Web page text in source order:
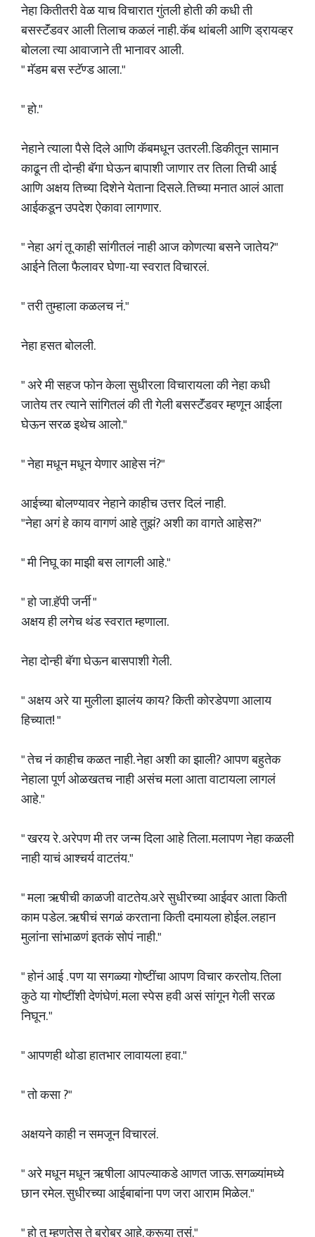
नेहा कितीतरी वेळ याच विचारात गुंतली होती की कधी ती
बसस्टॅंडवर आली तिलाच कळलं नाही. कॅब थांबली आणि ड्रायव्हर
बोलला त्या आवाजाने ती भानावर आली.
" मॅडम बस स्टॅण्ड आला."
" हो."
नेहाने त्याला पैसे दिले आणि कॅबमधून उतरली. डिकीतून सामान
काढून ती दोन्ही बॅगा घेऊन बापाशी जाणार तर तिला तिची आई
आणि अक्षय तिच्या दिशेने येताना दिसले. तिच्या मनात आलं आता
आईकडून उपदेश ऐकावा लागणार.
" नेहा अगं तू काही सांगीतलं नाही आज कोणत्या बसने जातेय?"
आईने तिला फैलावर घेणा-या स्वरात विचारलं.
" तरी तुम्हाला कळलच नं."
नेहा हसत बोलली.
" अरे मी सहज फोन केला सुधीरला विचारायला की नेहा कधी
जातेय तर त्याने सांगितलं की ती गेली बसस्टॅंडवर म्हणून आईला
घेऊन सरळ इथेच आलो."
" नेहा मधून मधून येणार आहेस नं?"
आईच्या बोलण्यावर नेहाने काहीच उत्तर दिलं नाही.
"नेहा अगं हे काय वागणं आहे तुझं? अशी का वागते आहेस?"
" मी निघू का माझी बस लागली आहे."
" हो जा.हॅपी जर्नी "
अक्षय ही लगेच थंड स्वरात म्हणाला.
नेहा दोन्ही बॅगा घेऊन बासपाशी गेली.
" अक्षय अरे या मुलीला झालंय काय? किती कोरडेपणा आलाय
हिच्यात! "
" तेच नं काहीच कळत नाही. नेहा अशी का झाली? आपण बहुतेक
नेहाला पूर्ण ओळखतच नाही असंच मला आता वाटायला लागलं
आहे."
" खरय रे. अरेपण मी तर जन्म दिला आहे तिला. मलापण नेहा कळली
नाही याचं आश्चर्य वाटतंय."
" मला ऋषीची काळजी वाटतेय.अरे सुधीरच्या आईवर आता किती
काम पडेल. ऋषीचं सगळं करताना किती दमायला होईल. लहान
मुलांना सांभाळणं इतकं सोपं नाही."
" होनं आई . पण या सगळ्या गोष्टींचा आपण विचार करतोय. तिला
कुठे या गोष्टींशी देणंघेणं. मला स्पेस हवी असं सांगून गेली सरळ
निघून. "
" आपणही थोडा हातभार लावायला हवा."
" तो कसा ?"
अक्षयने काही न समजून विचारलं.
" अरे मधून मधून ऋषीला आपल्याकडे आणत जाऊ. सगळ्यांमध्ये
छान रमेल. सुधीरच्या आईबाबांना पण जरा आराम मिळेल."